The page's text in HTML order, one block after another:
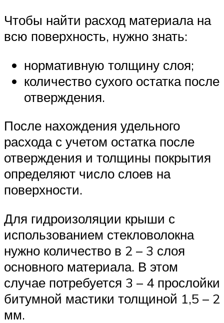
Чтобы найти расход материала на
всю поверхность, нужно знать:
нормативную толщину слоя;
количество сухого остатка после
отверждения.
После нахождения удельного
расхода с учетом остатка после
отверждения и толщины покрытия
определяют число слоев на
поверхности.
Для гидроизоляции крыши с
использованием стекловолокна
нужно количество в 2 – 3 слоя
основного материала. В этом
случае потребуется 3 – 4 прослойки
битумной мастики толщиной 1,5 – 2
мм.